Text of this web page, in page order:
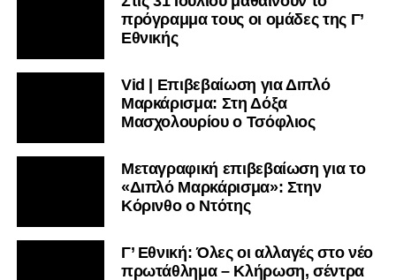
πρόγραμμα τους οι ομάδες της Γ’
Εθνικής
Vid | Επιβεβαίωση για Διπλό
Μαρκάρισμα: Στη Δόξα
Μασχολουρίου ο Τσόφλιος
Μεταγραφική επιβεβαίωση για το
«Διπλό Μαρκάρισμα»: Στην
Κόρινθο ο Ντότης
Γ’ Εθνική: Όλες οι αλλαγές στο νέο
πρωτάθλημα – Κλήρωση, σέντρα